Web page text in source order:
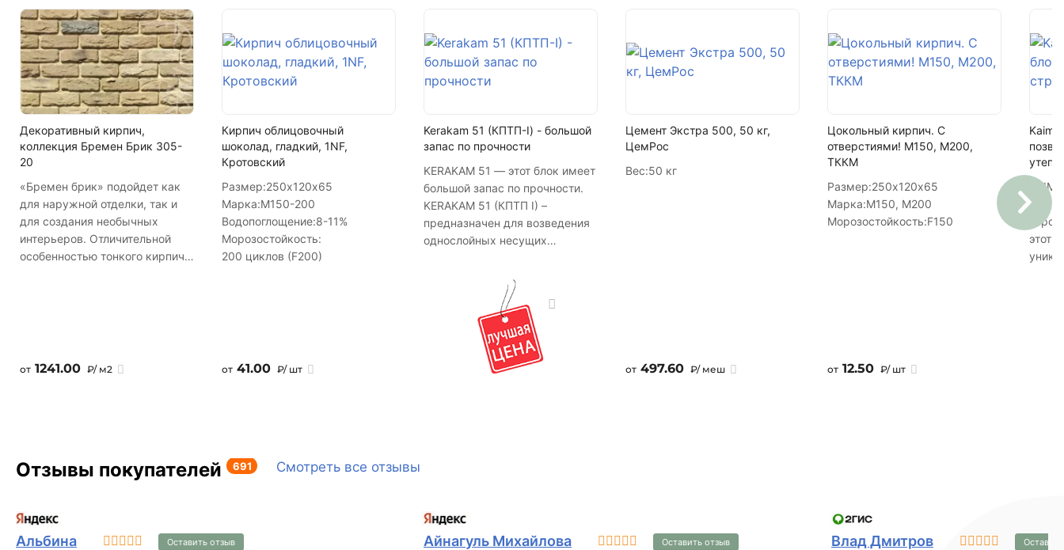
+7 (993) 993-77-22
Написать в МАКС
Написать на почту
Декоративный кирпич,
коллекция Бремен Брик 305-
20
«Бремен брик» подойдет как
для наружной отделки, так и
для создания необычных
интерьеров. Отличительной
особенностью тонкого кирпича
материалах и на официальном
сайте передан со степенью
Декоративный кирпич,
коллекция Бремен Брик 305-
от 1241.00 ₽/ м2
Кирпич облицовочный
шоколад, гладкий, 1NF,
Кротовский
Размер:250х120х65
Марка:М150-200
Водопоглощение:8-11%
Морозостойкость:
200 циклов (F200)
от 41.00 ₽/ шт
Kerakam 51 (КПТП-I) - большой
запас по прочности
KERAKAM 51 — этот блок имеет
большой запас по прочности.
KERAKAM 51 (КПТП I) –
предназначен для возведения
однослойных несущих
утепления. Сопротивление
теплопередаче стен из этого
камня отвечает современным
теплотехническим нормам и
позволяет уйти от
растворную постель.
Цемент Экстра 500, 50 кг,
ЦемРос
Вес:50 кг
от 497.60 ₽/ меш
Цокольный кирпич. С
отверстиями! М150, М200,
ТККМ
Размер:250х120х65
Марка:М150, М200
Морозостойкость:F150
от 12.50 ₽/ шт
этот
38 не
Отзывы покупателей 691 Смотреть все отзывы
Альбина Оставить отзыв Айнагуль Михайлова Оставить отзыв Влад Дмитров